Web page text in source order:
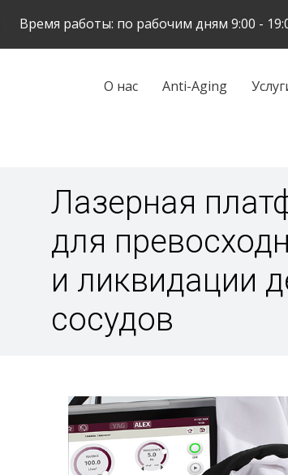
to
main
Время работы: по рабочим дням 9:00 -
Galvenā
О нас Anti-Aging
Лазерная
для
и ликвидации
сосудов